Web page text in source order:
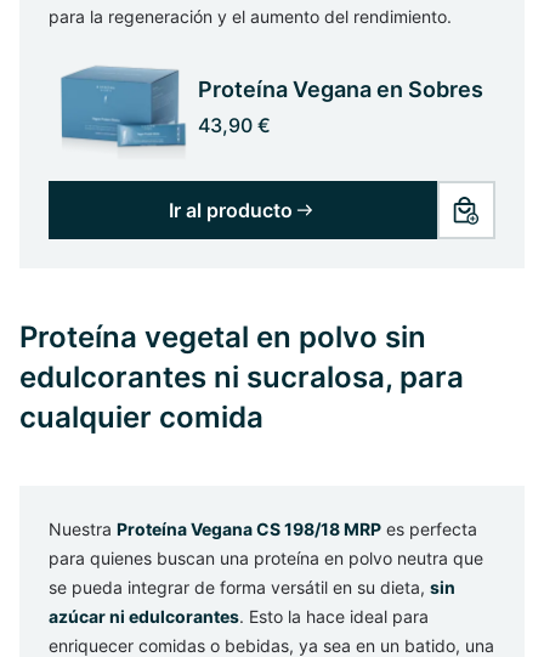
para la regeneración y el aumento del rendimiento.
Proteína Vegana en Sobres
43,90 €
Ir al producto
Proteína vegetal en polvo sin
edulcorantes ni sucralosa, para
cualquier comida
Nuestra Proteína Vegana CS 198/18 MRP es perfecta
para quienes buscan una proteína en polvo neutra que
se pueda integrar de forma versátil en su dieta, sin
azúcar ni edulcorantes. Esto la hace ideal para
enriquecer comidas o bebidas, ya sea en un batido, una